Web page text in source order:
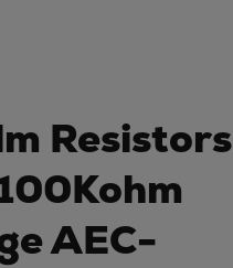
Resistors
AEC-